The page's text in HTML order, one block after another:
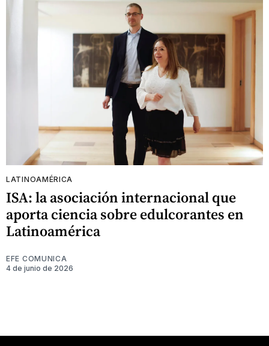
LATINOAMÉRICA
ISA: la asociación internacional que
aporta ciencia sobre edulcorantes en
Latinoamérica
EFE COMUNICA
4 de junio de 2026